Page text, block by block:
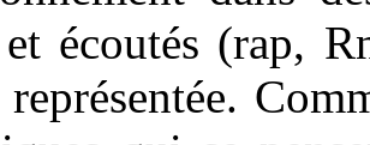
écoutés (rap,